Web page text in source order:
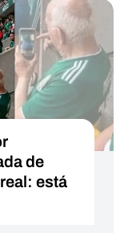
de
está